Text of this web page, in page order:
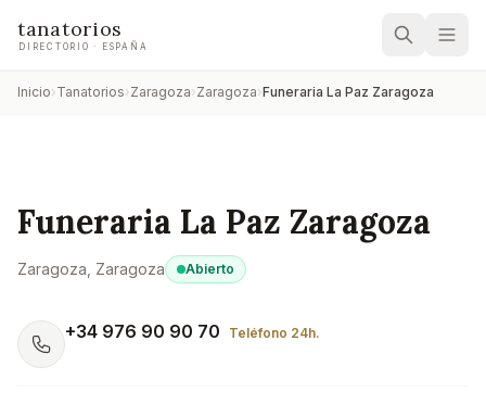
tanatorios
DIRECTORIO · ESPAÑA
Inicio›Tanatorios›Zaragoza›Zaragoza›Funeraria La Paz Zaragoza
Funeraria La Paz Zaragoza
Zaragoza , Zaragoza Abierto
+34 976 90 90 70 Teléfono 24h.